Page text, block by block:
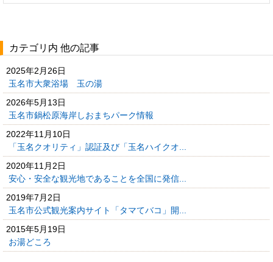
カテゴリ内 他の記事
2025年2月26日
玉名市大衆浴場 玉の湯
2026年5月13日
玉名市鍋松原海岸しおまちパーク情報
2022年11月10日
「玉名クオリティ」認証及び「玉名ハイクオ...
2020年11月2日
安心・安全な観光地であることを全国に発信...
2019年7月2日
玉名市公式観光案内サイト「タマてバコ」開...
2015年5月19日
お湯どころ